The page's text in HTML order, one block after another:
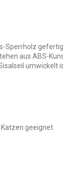
Sperrholz
aus ABS-
umwickelt
geeignet.